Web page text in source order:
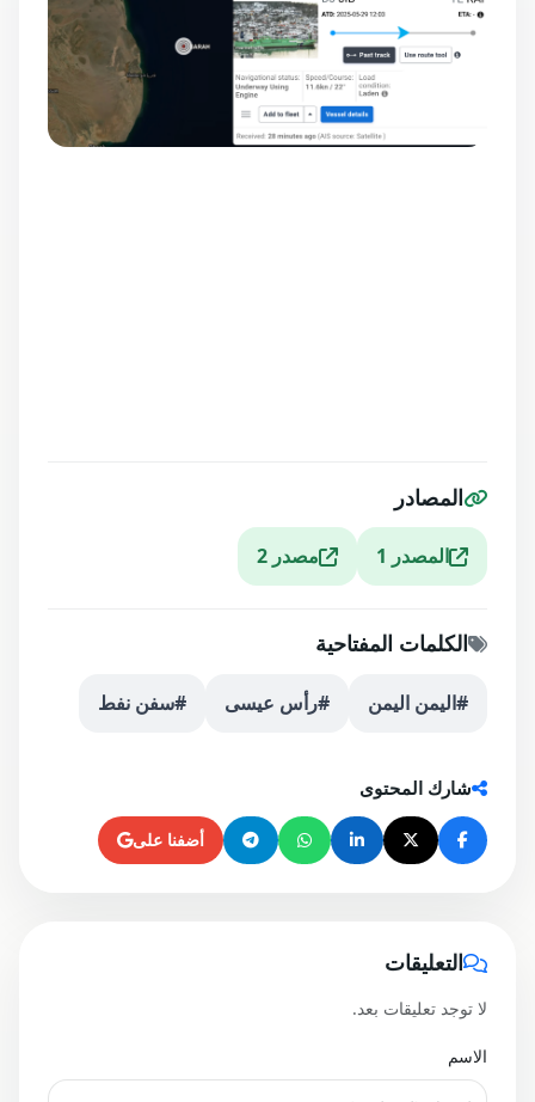
المصادر
المصدر 1 مصدر 2
الكلمات المفتاحية
#اليمن اليمن #رأس عيسى #سفن نفط
شارك المحتوى
أضفنا على
التعليقات
لا توجد تعليقات بعد.
الاسم